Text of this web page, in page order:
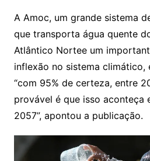
A Amoc, um grande sistema
que transporta água quente
Atlântico Nortee um
inflexão no sistema climático,
“com 95% de certeza, entre
provável é que isso aconteça
2057”, apontou a publicação.